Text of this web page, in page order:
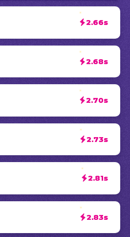
2.66s
2.68s
2.70s
2.73s
2.81s
2.83s